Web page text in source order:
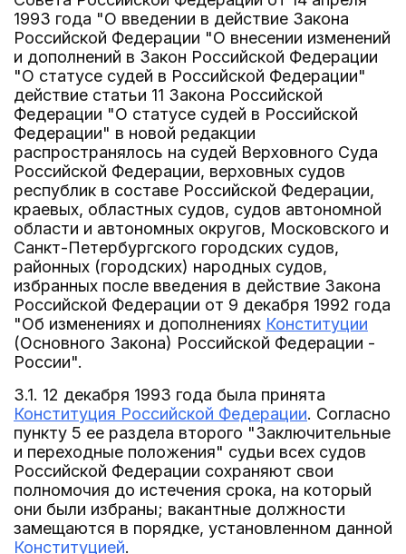
1993 года "О введении в действие Закона
Российской Федерации "О внесении изменений
и дополнений в Закон Российской Федерации
"О статусе судей в Российской Федерации"
действие статьи 11 Закона Российской
Федерации "О статусе судей в Российской
Федерации" в новой редакции
распространялось на судей Верховного Суда
Российской Федерации, верховных судов
республик в составе Российской Федерации,
краевых, областных судов, судов автономной
области и автономных округов, Московского и
Санкт-Петербургского городских судов,
районных (городских) народных судов,
избранных после введения в действие Закона
Российской Федерации от 9 декабря 1992 года
"Об изменениях и дополнениях Конституции
(Основного Закона) Российской Федерации -
России".
3.1. 12 декабря 1993 года была принята
Конституция Российской Федерации. Согласно
пункту 5 ее раздела второго "Заключительные
и переходные положения" судьи всех судов
Российской Федерации сохраняют свои
полномочия до истечения срока, на который
они были избраны; вакантные должности
замещаются в порядке, установленном данной
Конституцией.